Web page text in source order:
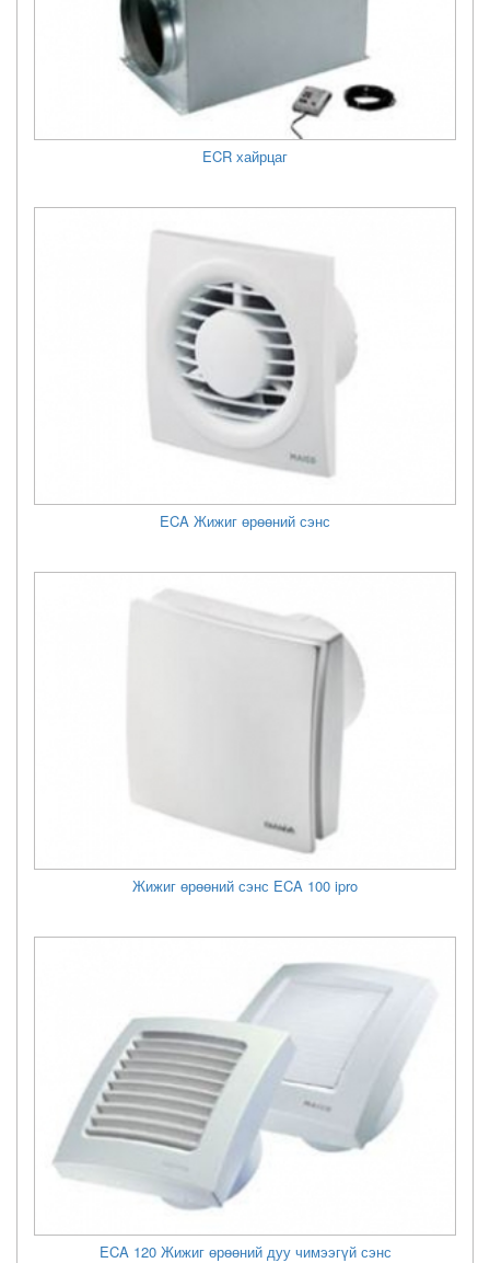
ECR хайрцаг
ECA Жижиг өрөөний сэнс
Жижиг өрөөний сэнс ECA 100 ipro
ECA 120 Жижиг өрөөний дуу чимээгүй сэнс